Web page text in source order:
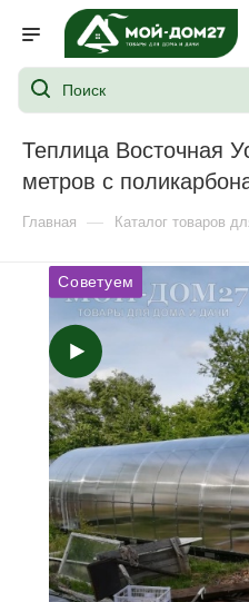
Теплица Восточная
метров с
Главная — Каталог товаров
Советуем